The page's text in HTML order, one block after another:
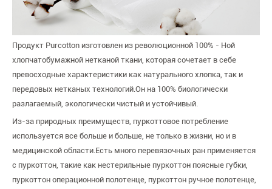
Продукт Purcotton изготовлен из революционной 100% - Ной
хлопчатобумажной нетканой ткани, которая сочетает в себе
превосходные характеристики как натурального хлопка, так и
передовых нетканых технологий.Он на 100% биологически
разлагаемый, экологически чистый и устойчивый.
Из-за природных преимуществ, пуркоттовое потребление
используется все больше и больше, не только в жизни, но и в
медицинской области.Есть много перевязочных ран применяется
с пуркоттон, такие как нестерильные пуркоттон поясные губки,
пуркоттон операционной полотенце, пуркоттон ручное полотенце,